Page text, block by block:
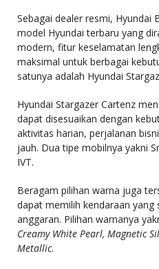
Sebagai dealer resmi, Hyundai
model Hyundai terbaru yang
modern, fitur keselamatan
maksimal untuk berbagai
satunya adalah Hyundai
Hyundai Stargazer Cartenz
dapat disesuaikan dengan
aktivitas harian, perjalanan
jauh. Dua tipe mobilnya yakni
IVT.
Beragam pilihan warna juga
dapat memilih kendaraan yang
anggaran. Pilihan warnanya
Creamy White Pearl, Magnetic
Metallic.